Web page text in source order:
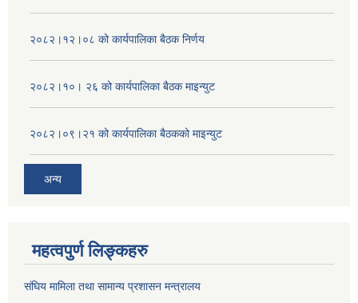
२०८२।१२।०८ को कार्यपालिका बैठक निर्णय
२०८२।१०। २६ को कार्यपालिका बैठक माइन्युट
२०८२।०९।२१ को कार्यपालिका बैठकको माइन्युट
अन्य
महत्वपुर्ण लिङ्कहरु
संघिय मामिला तथा सामान्य प्रशासन मन्त्रालय